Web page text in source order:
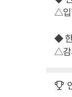
△입
◆
△감